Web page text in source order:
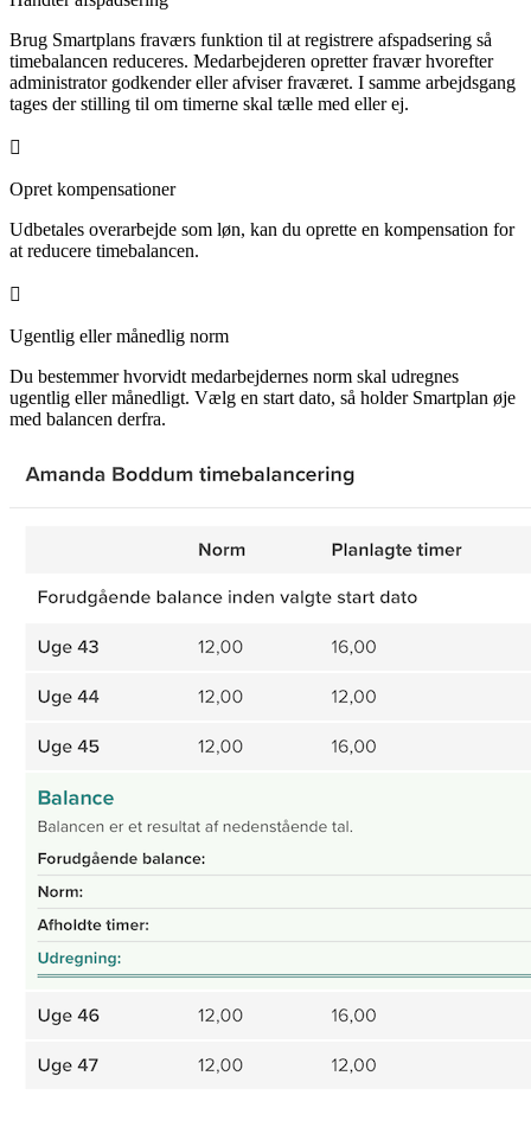
Brug Smartplans fraværs funktion til at registrere afspadsering så
timebalancen reduceres. Medarbejderen opretter fravær hvorefter
administrator godkender eller afviser fraværet. I samme arbejdsgang
tages der stilling til om timerne skal tælle med eller ej.

Opret kompensationer
Udbetales overarbejde som løn, kan du oprette en kompensation for
at reducere timebalancen.

Ugentlig eller månedlig norm
Du bestemmer hvorvidt medarbejdernes norm skal udregnes
ugentlig eller månedligt. Vælg en start dato, så holder Smartplan øje
med balancen derfra.